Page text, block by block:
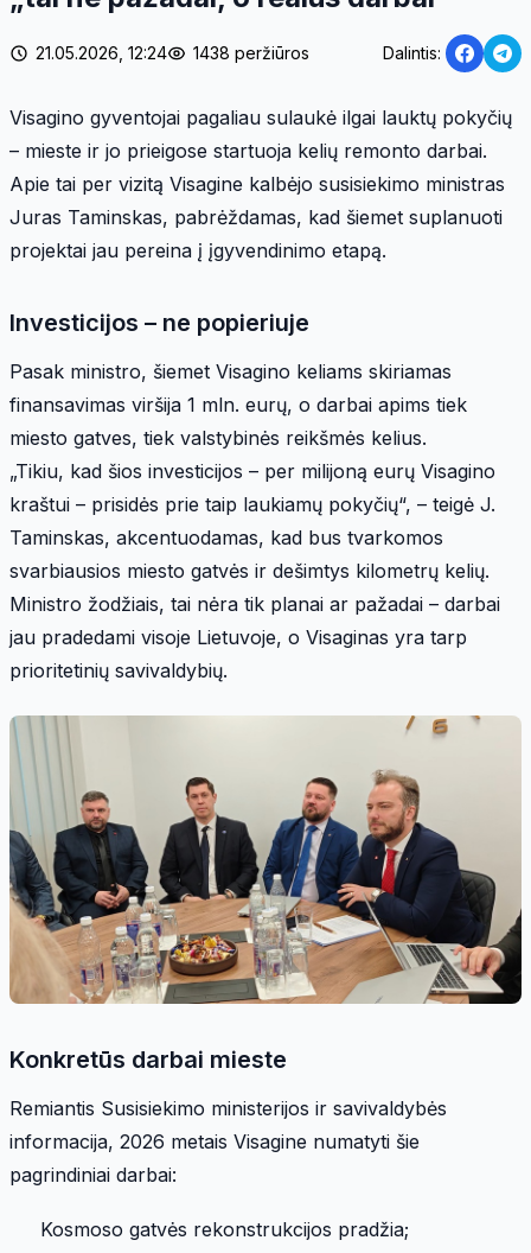
21.05.2026, 12:24 1438 peržiūros Dalintis:
Visagino gyventojai pagaliau sulaukė ilgai lauktų pokyčių
– mieste ir jo prieigose startuoja kelių remonto darbai.
Apie tai per vizitą Visagine kalbėjo susisiekimo ministras
Juras Taminskas, pabrėždamas, kad šiemet suplanuoti
projektai jau pereina į įgyvendinimo etapą.
Investicijos – ne popieriuje
Pasak ministro, šiemet Visagino keliams skiriamas
finansavimas viršija 1 mln. eurų, o darbai apims tiek
miesto gatves, tiek valstybinės reikšmės kelius.
„Tikiu, kad šios investicijos – per milijoną eurų Visagino
kraštui – prisidės prie taip laukiamų pokyčių“, – teigė J.
Taminskas, akcentuodamas, kad bus tvarkomos
svarbiausios miesto gatvės ir dešimtys kilometrų kelių.
Ministro žodžiais, tai nėra tik planai ar pažadai – darbai
jau pradedami visoje Lietuvoje, o Visaginas yra tarp
prioritetinių savivaldybių.
Konkretūs darbai mieste
Remiantis Susisiekimo ministerijos ir savivaldybės
informacija, 2026 metais Visagine numatyti šie
pagrindiniai darbai:
Kosmoso gatvės rekonstrukcijos pradžia;